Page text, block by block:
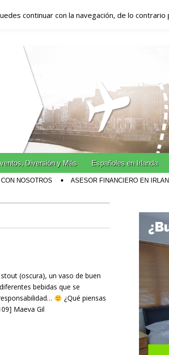
en Irlanda
Diversión y Más Españoles en Irlanda
NOSOTROS ASESOR FINANCIERO EN
(oscura), un vaso de buen
bebidas que se
¿Qué piensas
Maeva Gil
continuar con la navegación, de lo contrario